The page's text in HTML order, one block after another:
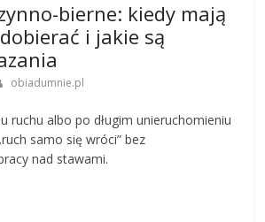
bierne: kiedy mają
i jakie są
obiadumnie.pl
ruchu albo po długim unieruchomieniu
samo się wróci” bez
nad stawami.